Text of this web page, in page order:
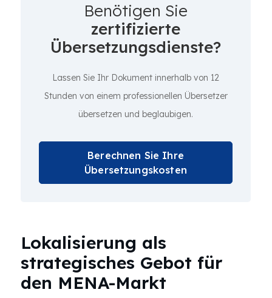
Benötigen Sie
zertifizierte
Übersetzungsdienste?
Lassen Sie Ihr Dokument innerhalb von 12
Stunden von einem professionellen Übersetzer
übersetzen und beglaubigen.
Berechnen Sie Ihre
Übersetzungskosten
Lokalisierung als
strategisches Gebot für
den MENA-Markt